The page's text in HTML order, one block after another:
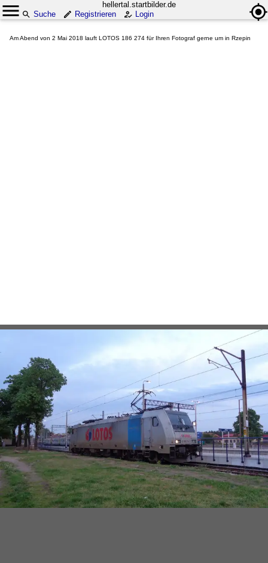
hellertal.startbilder.de
Suche
Registrieren Login
Am Abend von 2 Mai 2018 lauft LOTOS 186 274 für Ihren Fotograf gerne um in Rzepin